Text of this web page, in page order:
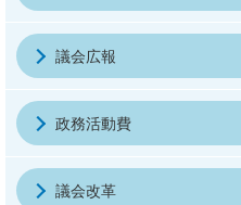
議会広報
政務活動費
議会改革